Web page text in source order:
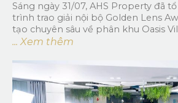
Sáng ngày 31/07, AHS Property đã
trình trao giải nội bộ Golden Lens
tạo chuyên sâu về phân khu Oasis
... Xem thêm